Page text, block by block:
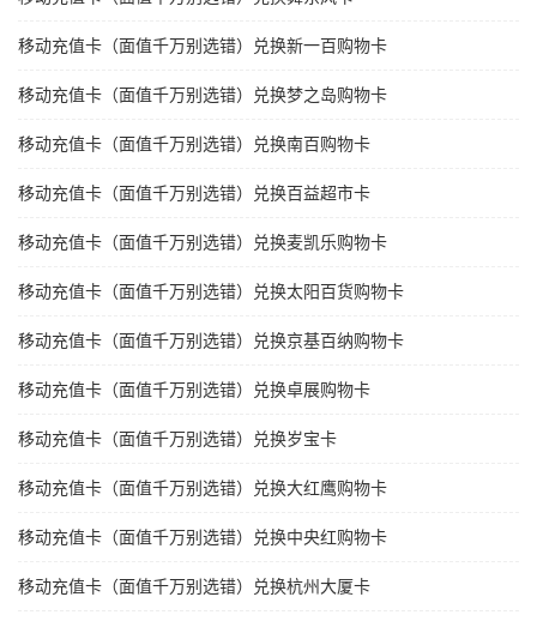
移动充值卡（面值千万别选错）兑换新一百购物卡
移动充值卡（面值千万别选错）兑换梦之岛购物卡
移动充值卡（面值千万别选错）兑换南百购物卡
移动充值卡（面值千万别选错）兑换百益超市卡
移动充值卡（面值千万别选错）兑换麦凯乐购物卡
移动充值卡（面值千万别选错）兑换太阳百货购物卡
移动充值卡（面值千万别选错）兑换京基百纳购物卡
移动充值卡（面值千万别选错）兑换卓展购物卡
移动充值卡（面值千万别选错）兑换岁宝卡
移动充值卡（面值千万别选错）兑换大红鹰购物卡
移动充值卡（面值千万别选错）兑换中央红购物卡
移动充值卡（面值千万别选错）兑换杭州大厦卡